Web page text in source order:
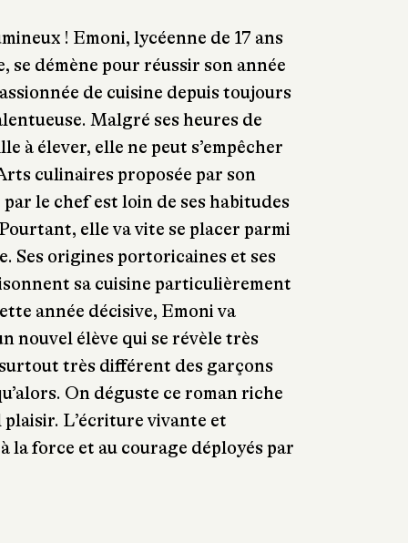
! Emoni, lycéenne de 17 ans
se démène pour réussir son année
de cuisine depuis toujours
Malgré ses heures de
à élever, elle ne peut s’empêcher
culinaires proposée par son
le chef est loin de ses habitudes
elle va vite se placer parmi
Ses origines portoricaines et ses
sa cuisine particulièrement
année décisive, Emoni va
nouvel élève qui se révèle très
très différent des garçons
On déguste ce roman riche
L’écriture vivante et
la force et au courage déployés par